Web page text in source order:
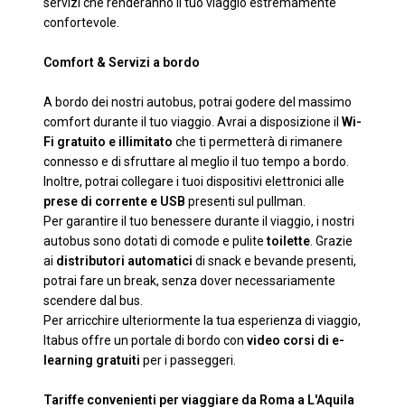
confortevole.
Comfort & Servizi a bordo
A bordo dei nostri autobus, potrai godere del massimo
comfort durante il tuo viaggio. Avrai a disposizione il Wi-
Fi gratuito e illimitato che ti permetterà di rimanere
connesso e di sfruttare al meglio il tuo tempo a bordo.
Inoltre, potrai collegare i tuoi dispositivi elettronici alle
prese di corrente e USB presenti sul pullman.
Per garantire il tuo benessere durante il viaggio, i nostri
autobus sono dotati di comode e pulitetoilette . Grazie
ai distributori automatici di snack e bevande presenti,
potrai fare un break, senza dover necessariamente
scendere dal bus.
Per arricchire ulteriormente la tua esperienza di viaggio,
Itabus offre un portale di bordo con video corsi di e-
learning gratuiti per i passeggeri.
Tariffe convenienti per viaggiare da Roma a L'Aquila